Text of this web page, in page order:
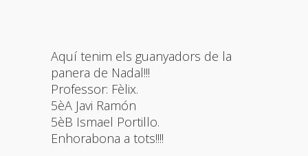
Aquí tenim els guanyadors de la
panera de Nadal!!!
Professor: Fèlix.
5èA Javi Ramón
5èB Ismael Portillo.
Enhorabona a tots!!!!